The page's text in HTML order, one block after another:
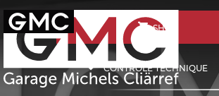
SHOP
CONTRÔLE TECHNIQUE